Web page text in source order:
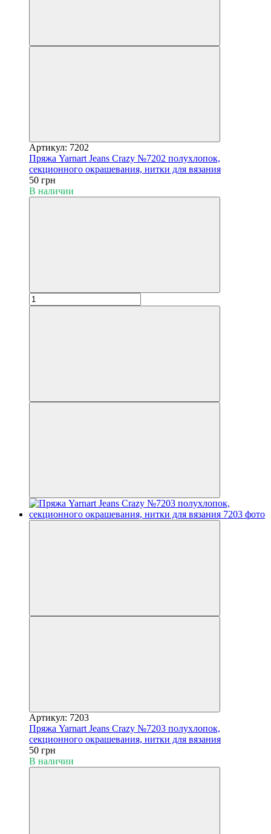
Артикул: 7202
Пряжа Yarnart Jeans Crazy №7202 полухлопок,
секционного окрашевания, нитки для вязания
50 грн
В наличии
Артикул: 7203
Пряжа Yarnart Jeans Crazy №7203 полухлопок,
секционного окрашевания, нитки для вязания
50 грн
В наличии